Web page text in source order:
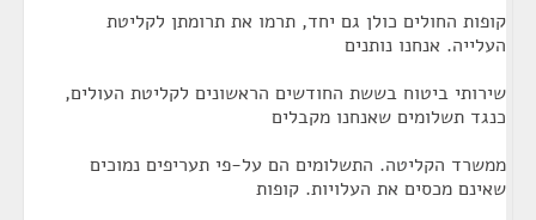
קופות החולים כולן גם יחד, תרמו את תרומתן לקליטת
העלייה. אנחנו נותנים
שירותי ביטוח בששת החודשים הראשונים לקליטת העולים,
כנגד תשלומים שאנחנו מקבלים
ממשרד הקליטה. התשלומים הם על-פי תעריפים נמוכים
שאינם מכסים את העלויות. קופות